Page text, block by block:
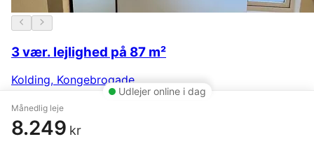
Udlejer online i dag
Månedlig leje
8.249 kr
3 vær. lejlighed på 87 m²
Kolding, Kongebrogade
7.375 kr.25. januar